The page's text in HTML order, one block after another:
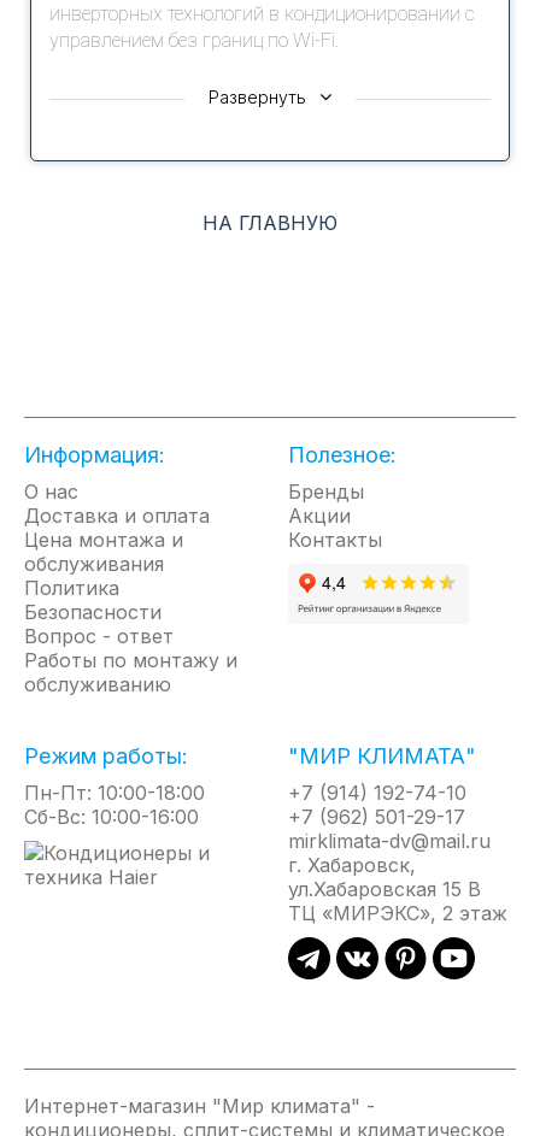
инверторных технологий в кондиционировании с
управлением без границ по Wi-Fi.
Hommyn с помощью Wi-Fi (модуль докупается
контролировать температуру в доме
Расширенный диапазон рабочей температуры на
охлаждение от -15⁰С до 50⁰С за окном позволит
создать комфорт в помещении в любое время
года. Функция интенсивного охлаждения Турбо
поможет в кратчайшие сроки создать в
помещении приятную прохлажу в летний день, а
режим «Теплый старт» в холодное время года
воздуха сразу нужной температуры. Кроме того, в
режиме обогрева, при низкой температуре
наружного воздуха в кондиционере срабатывает
функция «Автоматическая разморозка», которая
защищает теплообменник внешнего блока от
функции I-Feel, кондиционер создаст оптимальные
Развернуть
НА ГЛАВНУЮ
Информация:
О нас
Доставка и оплата
Цена монтажа и
обслуживания
Политика
Безопасности
Вопрос - ответ
Работы по монтажу и
обслуживанию
Полезное:
Бренды
Акции
Контакты
Режим работы:
Пн-Пт: 10:00-18:00
Сб-Вс: 10:00-16:00
"МИР КЛИМАТА"
+7 (914) 192-74-10
+7 (962) 501-29-17
mirklimata-dv@mail.ru
г. Хабаровск,
ул.Хабаровская 15 В
ТЦ «МИРЭКС», 2 этаж
Интернет-магазин "Мир климата" -
кондиционеры, сплит-системы и климатическое